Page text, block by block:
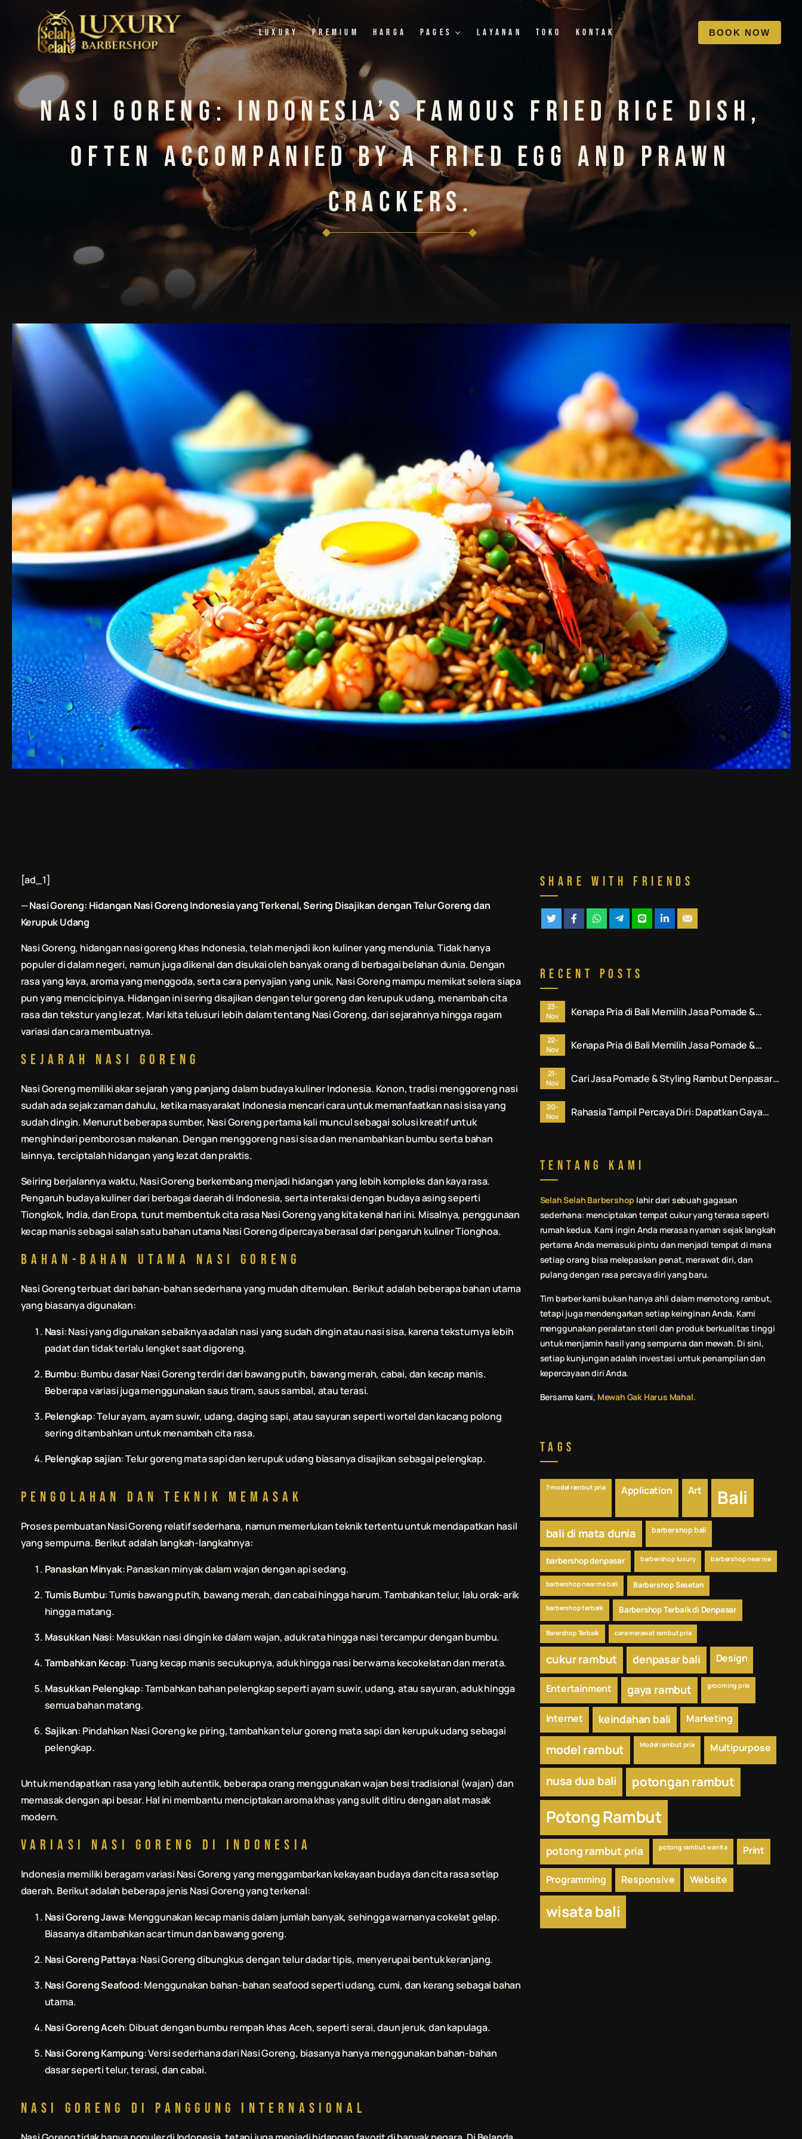
Luxury Premium Harga Pages Layanan Toko Kontak BOO K NOW
Nasi Goreng: Indonesia’s Famous Fried Rice Dish,
Often Accompanied By A Fried Egg And Prawn
Crackers.
[ad_1]
—Nasi Goreng: Hidangan Nasi Goreng Indonesia yang Terkenal, Sering Disajikan dengan Telur Goreng dan
Kerupuk Udang
Nasi Goreng, hidangan nasi goreng khas Indonesia, telah menjadi ikon kuliner yang mendunia. Tidak hanya
populer di dalam negeri, namun juga dikenal dan disukai oleh banyak orang di berbagai belahan dunia. Dengan
rasa yang kaya, aroma yang menggoda, serta cara penyajian yang unik, Nasi Goreng mampu memikat selera siapa
pun yang mencicipinya. Hidangan ini sering disajikan dengan telur goreng dan kerupuk udang, menambah cita
rasa dan tekstur yang lezat. Mari kita telusuri lebih dalam tentang Nasi Goreng, dari sejarahnya hingga ragam
variasi dan cara membuatnya.
Sejarah Nasi Goreng
Nasi Goreng memiliki akar sejarah yang panjang dalam budaya kuliner Indonesia. Konon, tradisi menggoreng nasi
sudah ada sejak zaman dahulu, ketika masyarakat Indonesia mencari cara untuk memanfaatkan nasi sisa yang
sudah dingin. Menurut beberapa sumber, Nasi Goreng pertama kali muncul sebagai solusi kreatif untuk
menghindari pemborosan makanan. Dengan menggoreng nasi sisa dan menambahkan bumbu serta bahan
lainnya, terciptalah hidangan yang lezat dan praktis.
Seiring berjalannya waktu, Nasi Goreng berkembang menjadi hidangan yang lebih kompleks dan kaya rasa.
Pengaruh budaya kuliner dari berbagai daerah di Indonesia, serta interaksi dengan budaya asing seperti
Tiongkok, India, dan Eropa, turut membentuk cita rasa Nasi Goreng yang kita kenal hari ini. Misalnya, penggunaan
kecap manis sebagai salah satu bahan utama Nasi Goreng dipercaya berasal dari pengaruh kuliner Tionghoa.
Bahan-Bahan Utama Nasi Goreng
Nasi Goreng terbuat dari bahan-bahan sederhana yang mudah ditemukan. Berikut adalah beberapa bahan utama
yang biasanya digunakan:
Nasi: Nasi yang digunakan sebaiknya adalah nasi yang sudah dingin atau nasi sisa, karena teksturnya lebih
padat dan tidak terlalu lengket saat digoreng.
Bumbu: Bumbu dasar Nasi Goreng terdiri dari bawang putih, bawang merah, cabai, dan kecap manis.
Beberapa variasi juga menggunakan saus tiram, saus sambal, atau terasi.
Pelengkap: Telur ayam, ayam suwir, udang, daging sapi, atau sayuran seperti wortel dan kacang polong
sering ditambahkan untuk menambah cita rasa.
Pelengkap sajian: Telur goreng mata sapi dan kerupuk udang biasanya disajikan sebagai pelengkap.
Pengolahan dan Teknik Memasak
Proses pembuatan Nasi Goreng relatif sederhana, namun memerlukan teknik tertentu untuk mendapatkan hasil
yang sempurna. Berikut adalah langkah-langkahnya:
Panaskan Minyak: Panaskan minyak dalam wajan dengan api sedang.
Tumis Bumbu: Tumis bawang putih, bawang merah, dan cabai hingga harum. Tambahkan telur, lalu orak-arik
hingga matang.
Masukkan Nasi: Masukkan nasi dingin ke dalam wajan, aduk rata hingga nasi tercampur dengan bumbu.
Tambahkan Kecap: Tuang kecap manis secukupnya, aduk hingga nasi berwarna kecokelatan dan merata.
Masukkan Pelengkap: Tambahkan bahan pelengkap seperti ayam suwir, udang, atau sayuran, aduk hingga
semua bahan matang.
Sajikan: Pindahkan Nasi Goreng ke piring, tambahkan telur goreng mata sapi dan kerupuk udang sebagai
pelengkap.
Untuk mendapatkan rasa yang lebih autentik, beberapa orang menggunakan wajan besi tradisional (wajan) dan
memasak dengan api besar. Hal ini membantu menciptakan aroma khas yang sulit ditiru dengan alat masak
modern.
Variasi Nasi Goreng di Indonesia
Indonesia memiliki beragam variasi Nasi Goreng yang menggambarkan kekayaan budaya dan cita rasa setiap
daerah. Berikut adalah beberapa jenis Nasi Goreng yang terkenal:
Nasi Goreng Jawa: Menggunakan kecap manis dalam jumlah banyak, sehingga warnanya cokelat gelap.
Biasanya ditambahkan acar timun dan bawang goreng.
Nasi Goreng Pattaya: Nasi Goreng dibungkus dengan telur dadar tipis, menyerupai bentuk keranjang.
Nasi Goreng Seafood: Menggunakan bahan-bahan seafood seperti udang, cumi, dan kerang sebagai bahan
utama.
Nasi Goreng Aceh: Dibuat dengan bumbu rempah khas Aceh, seperti serai, daun jeruk, dan kapulaga.
Nasi Goreng Kampung: Versi sederhana dari Nasi Goreng, biasanya hanya menggunakan bahan-bahan
dasar seperti telur, terasi, dan cabai.
Nasi Goreng di Panggung Internasional
Share With Friends
Recent Posts
23-
Nov
Kenapa Pria di Bali Memilih Jasa Pomade &
22-
Nov
Kenapa Pria di Bali Memilih Jasa Pomade &
21-
Nov
Cari Jasa Pomade & Styling Rambut Denpasar?
20-
Nov
Rahasia Tampil Percaya Diri: Dapatkan Gaya
Tentang Kami
Selah Selah Barbershop lahir dari sebuah gagasan
sederhana: menciptakan tempat cukur yang terasa seperti
rumah kedua. Kami ingin Anda merasa nyaman sejak langkah
pertama Anda memasuki pintu dan menjadi tempat di mana
setiap orang bisa melepaskan penat, merawat diri, dan
pulang dengan rasa percaya diri yang baru.
Tim barber kami bukan hanya ahli dalam memotong rambut,
tetapi juga mendengarkan setiap keinginan Anda. Kami
menggunakan peralatan steril dan produk berkualitas tinggi
untuk menjamin hasil yang sempurna dan mewah. Di sini,
setiap kunjungan adalah investasi untuk penampilan dan
kepercayaan diri Anda.
Bersama kami, Mewah Gak Harus Mahal.
Tags
7 model rambut pria Application Art Bali
bali di mata dunia barbershop bali
barbershop denpasar barbershop luxury barbershop near me
barbershop near me bali Barbershop Sesetan
barbershop terbaik Barbershop Terbaik di Denpasar
Barershop Terbaik cara merawat rambut pria
cukur rambut denpasar bali Design
Entertainment gaya rambut grooming pria
Internet keindahan bali Marketing
model rambut Model rambut pria Multipurpose
nusa dua bali potongan rambut
Potong Rambut
potong rambut pria potong rambut wanita Print
Programming Responsive Website
wisata bali